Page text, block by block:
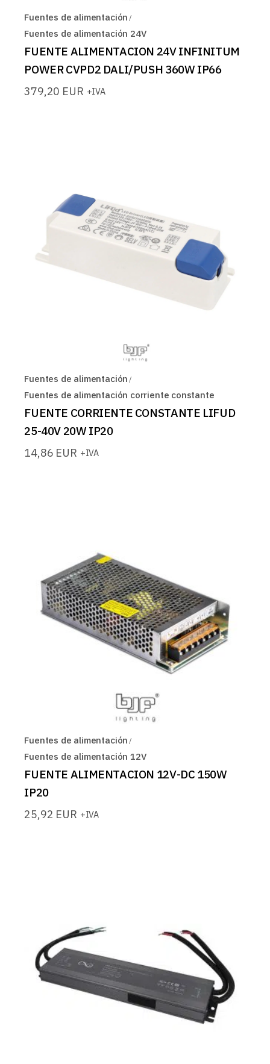
Fuentes de alimentación
Fuentes de alimentación 24V
FUENTE ALIMENTACION 24V INFINITUM
POWER CVPD2 DALI/PUSH 360W IP66
379,20 EUR +IVA
Fuentes de alimentación
Fuentes de alimentación corriente constante
FUENTE CORRIENTE CONSTANTE LIFUD
25-40V 20W IP20
14,86 EUR +IVA
Fuentes de alimentación
Fuentes de alimentación 12V
FUENTE ALIMENTACION 12V-DC 150W
IP20
25,92 EUR +IVA